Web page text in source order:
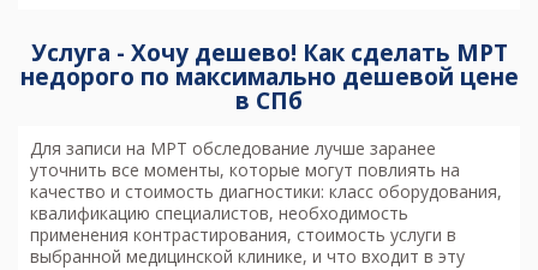
Услуга - Хочу дешево! Как сделать МРТ
недорого по максимально дешевой цене
в СПб
Для записи на МРТ обследование лучше заранее
уточнить все моменты, которые могут повлиять на
качество и стоимость диагностики: класс оборудования,
квалификацию специалистов, необходимость
применения контрастирования, стоимость услуги в
выбранной медицинской клинике, и что входит в эту